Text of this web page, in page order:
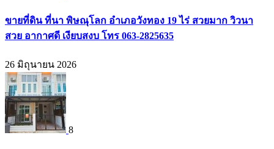
ขายที่ดิน ที่นา พิษณุโลก อำเภอวังทอง 19 ไร่ สวยมาก วิวนา
สวย อากาศดี เงียบสงบ โทร 063-2825635
26 มิถุนายน 2026
8